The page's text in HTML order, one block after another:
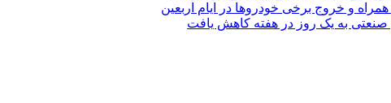
و خروج برخی خودروها در ایام اربعین
به یک روز در هفته کاهش یافت